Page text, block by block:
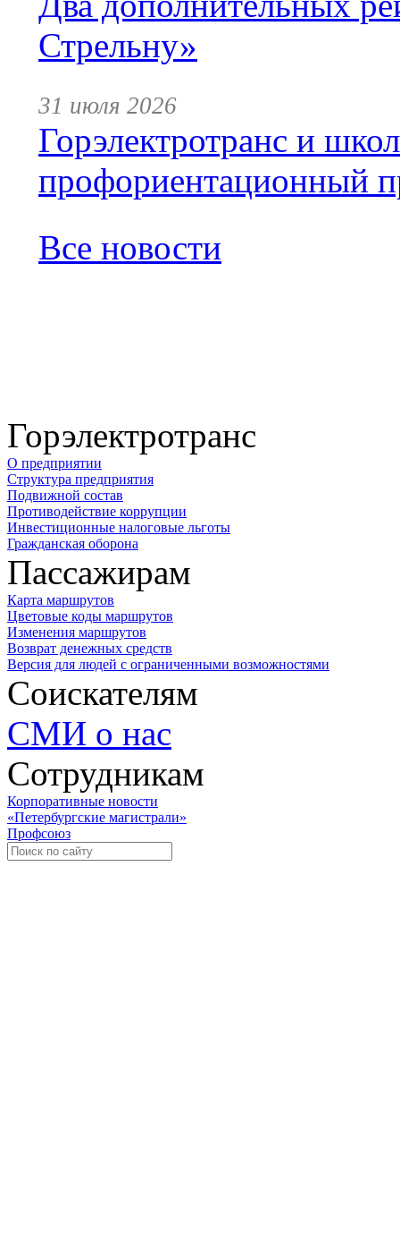
Стрельну»
31 июля 2026
Горэлектротранс и
профориентационный
Все новости
Горэлектротранс
О предприятии
Структура предприятия
Подвижной состав
Противодействие коррупции
Инвестиционные налоговые льготы
Гражданская оборона
Пассажирам
Карта маршрутов
Цветовые коды маршрутов
Изменения маршрутов
Возврат денежных средств
Версия для людей с ограниченными возможностями
Соискателям
СМИ о нас
Сотрудникам
Корпоративные новости
«Петербургские магистрали»
Профсоюз